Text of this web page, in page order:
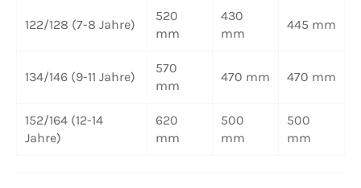
122/128 (7-8 Jahre)
520
mm
430
mm
445 mm
134/146 (9-11 Jahre)
570
mm
470 mm 470 mm
152/164 (12-14
Jahre)
620
mm
500
mm
500
mm